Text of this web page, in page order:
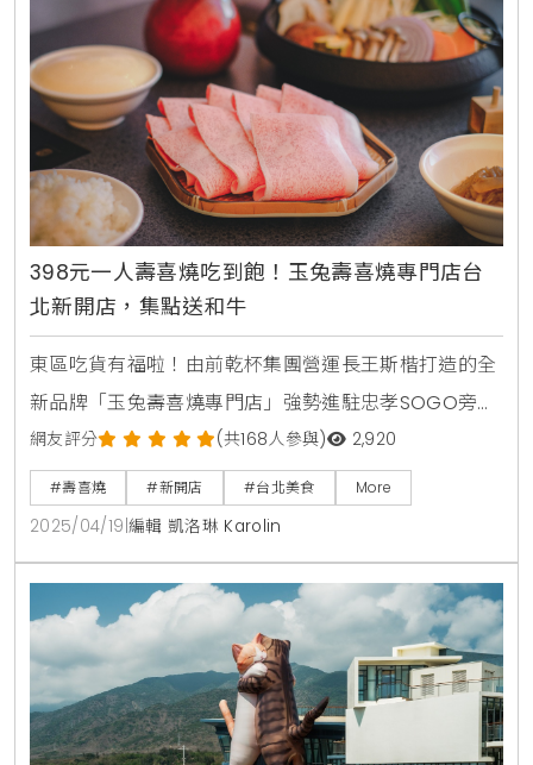
讓大家能輕鬆規劃行程，新北市政府觀光旅遊局特別推
出了「新北賞螢地圖」，裡面包含了搭乘捷運、公車、
火車或騎單車都能
398元一人壽喜燒吃到飽！玉兔壽喜燒專門店台
北新開店，集點送和牛
東區吃貨有福啦！由前乾杯集團營運長王斯楷打造的全
新品牌「玉兔壽喜燒專門店」強勢進駐忠孝SOGO旁，
主打「一人一鍋」的超chill壽喜燒體驗！不只帶來道地
的關西風味，還有專人桌邊現煎服務、蔬菜自助吧吃到
飽，搭配靈芝蛋慕斯和創意小菜，驚喜滿滿。從現在到
6月30日，還有集點換和牛套餐的活動，雨天消費再加
送點數，吃得開心還能拿好康。台北東區一人壽喜燒再
也不用等人揪團才能開鍋！玉兔壽喜燒專門店專為現代
人設計
網友評分 (共168人參與) 2,920
#壽喜燒 #新開店 #台北美食 More
2025/04/19 編輯 凱洛琳 Karolin